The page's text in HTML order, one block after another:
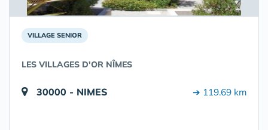
VILLAGE SENIOR
LES VILLAGES D'OR NÎMES
30000 - NIMES ➔ 119.69 km